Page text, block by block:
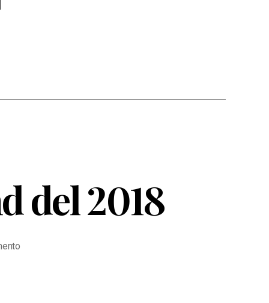
del 2018
su